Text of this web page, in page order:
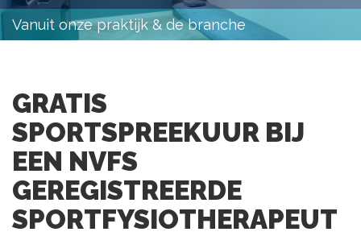
Vanuit onze praktijk & de branche
GRATIS
SPORTSPREEKUUR BIJ
EEN NVFS
GEREGISTREERDE
SPORTFYSIOTHERAPEUT